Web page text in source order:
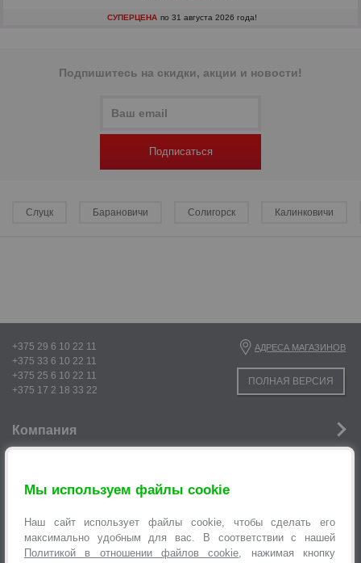
СУПЕРЦЕНА по 31 августа 2026 года!
Подпишитесь на скидки, акции и новости!
Подписаться
Слуцк Барановичи Солигорск Калинковичи
Мы используем файлы cookie
Наш сайт использует файлы cookie, чтобы сделать его
максимально удобным для вас. В соответствии с нашей
Политикой в отношении файлов cookie, нажимая кнопку
+375 29 6 10 22 11
+375 33 6 10 22 11
+375 25 6 10 22 11
+375 17 2 18 33 22
АДРЕСА МАГАЗИНОВ
ПОЛНАЯ ВЕРСИЯ
Компания
Услуги